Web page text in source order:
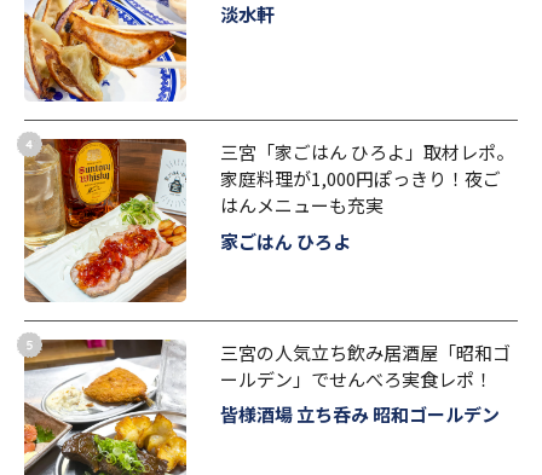
淡水軒
三宮「家ごはん ひろよ」取材レポ。
家庭料理が1,000円ぽっきり！夜ご
はんメニューも充実
家ごはん ひろよ
三宮の人気立ち飲み居酒屋「昭和ゴ
ールデン」でせんべろ実食レポ！
皆様酒場 立ち呑み 昭和ゴールデン